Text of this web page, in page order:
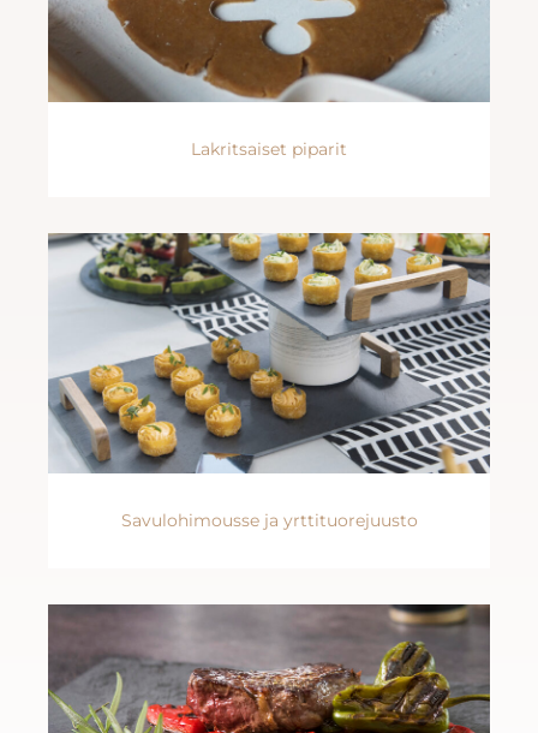
Lakritsaiset piparit
Savulohimousse ja yrttituorejuusto